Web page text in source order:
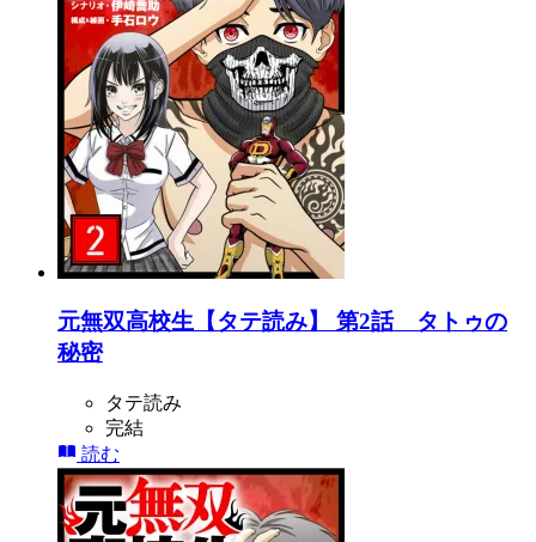
元無双高校生【タテ読み】 第2話 タトゥの
秘密
タテ読み
完結
読む